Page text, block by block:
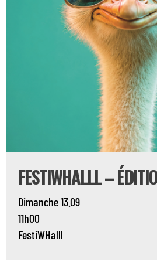
FESTIWHALLL –
Dimanche 13.09
11h00
FestiWHalll